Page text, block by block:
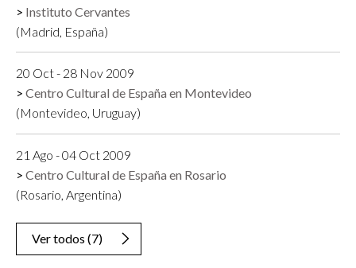
Instituto Cervantes
(Madrid, España)
20 Oct - 28 Nov 2009
Centro Cultural de España en Montevideo
(Montevideo, Uruguay)
21 Ago - 04 Oct 2009
Centro Cultural de España en Rosario
(Rosario, Argentina)
Ver todos (7)